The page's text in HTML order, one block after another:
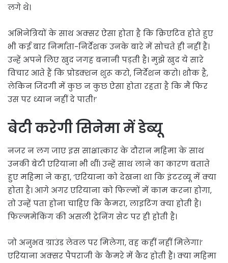
लगे थे।
अभिनेत्रियों के साथ अक्सर ऐसा होता है कि क्रिएटिव होते हुए
भी कई बार निर्माता-निर्देशक उनके बारे में सोचते ही नहीं हैं।
उन्हें अपने लिए खुद जगह बनानी पड़ती है। मुझे खुद ये सारे
विचार आते हैं कि प्रोडक्शन शुरू करो, निर्देशन करो। शौक है,
लेकिन जिंदगी में कुछ न कुछ ऐसा होता रहता है कि मैं फिर
उस पर ध्यान नहीं दे पाती!’
बेटी करेगी सिनेमा में डेब्यू
नजर न लग जाए इस साक्षात्कार के दौरान महिमा के साथ
उनकी बेटी एरियाना भी थीं। उन्हें साथ लाने का कारण बताते
हुए महिमा ने कहा, ‘एरियाना को देखना था कि इंटरव्यू में क्या
होता है। आगे अगर एरियाना को फिल्मों में काम करना होगा,
तो उन्हें पता होना चाहिए कि कैमरा, लाइटिंग क्या होती है।
फिल्ममेकिंग की असली ट्रेनिंग सेट पर ही होती है।
जो अनुभव ग्राउंड लेवल पर मिलेगा, वह कहीं नहीं मिलेगा।’
एरियाना अक्सर पैपराजी के कैमरे में कैद होती हैं। क्या महिमा